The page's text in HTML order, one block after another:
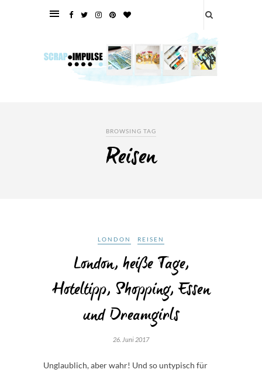
BROWSING TAG
Reisen
LONDON REISEN
London, heiße Tage,
Hoteltipp, Shopping, Essen
und Dreamgirls
26. Juni 2017
Unglaublich, aber wahr! Und so untypisch für